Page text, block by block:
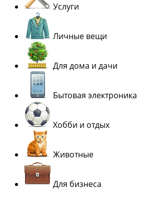
Услуги
Личные вещи
Для дома и дачи
Бытовая электроника
Хобби и отдых
Животные
Для бизнеса